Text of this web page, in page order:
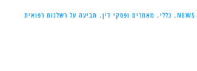
NEWS
, כללי, מאמרים ופסקי דין, תביעה על רשלנות רפואית